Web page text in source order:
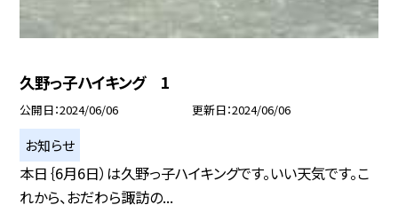
久野っ子ハイキング 1
公開日 2024/06/06 更新日 2024/06/06
お知らせ
本日｛6月6日）は久野っ子ハイキングです。いい天気です。こ
れから、おだわら諏訪の...